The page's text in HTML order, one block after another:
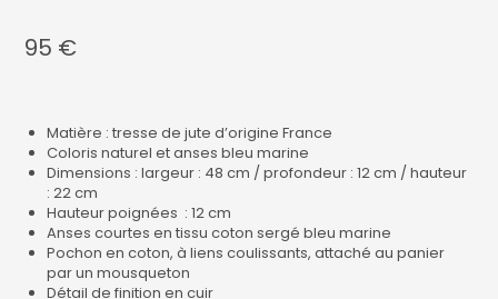
95 €
Matière : tresse de jute d’origine France
Coloris naturel et anses bleu marine
Dimensions : largeur : 48 cm / profondeur : 12 cm / hauteur
: 22 cm
Hauteur poignées : 12 cm
Anses courtes en tissu coton sergé bleu marine
Pochon en coton, à liens coulissants, attaché au panier
par un mousqueton
Détail de finition en cuir